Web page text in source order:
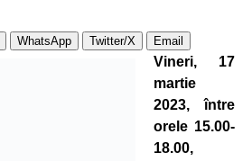
WhatsApp Twitter/X Email
Vineri, 17
martie
2023, între
orele 15.00-
18.00,